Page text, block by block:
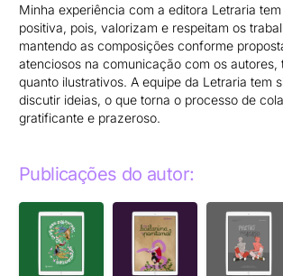
Minha experiência com a editora Letraria
positiva, pois, valorizam e respeitam os
mantendo as composições conforme
atenciosos na comunicação com os autores,
quanto ilustrativos. A equipe da Letraria tem
discutir ideias, o que torna o processo de
gratificante e prazeroso.
Publicações do autor: